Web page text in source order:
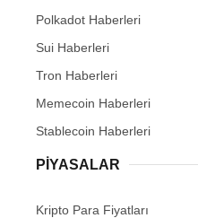
Polkadot Haberleri
Sui Haberleri
Tron Haberleri
Memecoin Haberleri
Stablecoin Haberleri
PIYASALAR
Kripto Para Fiyatları